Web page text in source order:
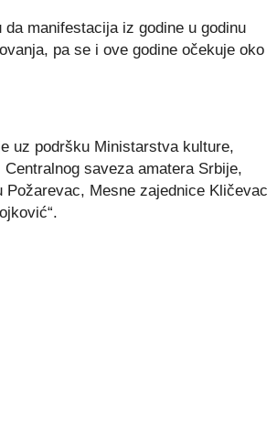
manifestacija iz godine u godinu
pa se i ove godine očekuje oko
uz podršku Ministarstva kulture,
Centralnog saveza amatera Srbije,
Požarevac, Mesne zajednice Kličevac
“.